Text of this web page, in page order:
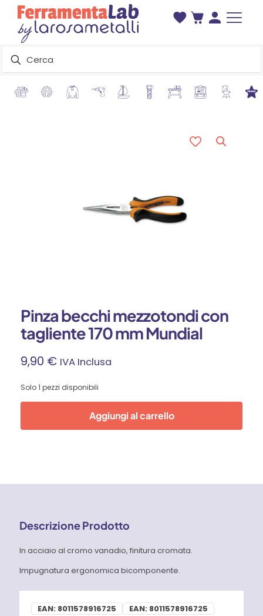
Pinza becchi mezzotondi con
tagliente 170 mm Mundial
9,90 € IVA Inclusa
Solo 1 pezzi disponibili
Aggiungi al carrello
Descrizione Prodotto
In acciaio al cromo vanadio, finitura cromata.
Impugnatura ergonomica bicomponente.
EAN: 8011578916725 EAN: 8011578916725